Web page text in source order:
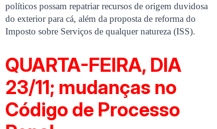
políticos possam repatriar recursos de origem duvidosa
do exterior para cá, além da proposta de reforma do
Imposto sobre Serviços de qualquer natureza (ISS).
QUARTA-FEIRA, DIA
23/11; mudanças no
Código de Processo